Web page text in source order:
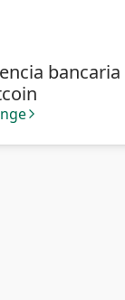
bancaria
arrow_forward_ios